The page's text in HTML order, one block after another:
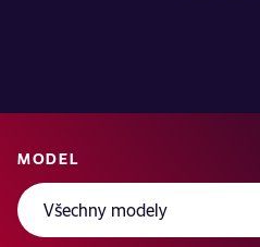
MODEL